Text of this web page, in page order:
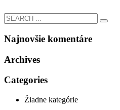
Najnovšie komentáre
Archives
Categories
Žiadne kategórie